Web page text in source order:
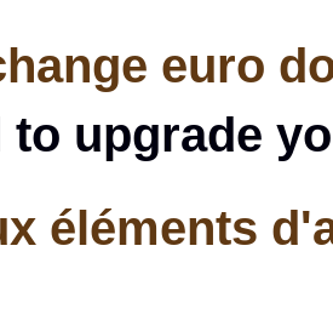
euro
to upgrade
éléments